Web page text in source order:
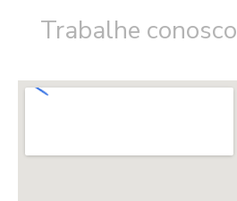
Trabalhe conosco